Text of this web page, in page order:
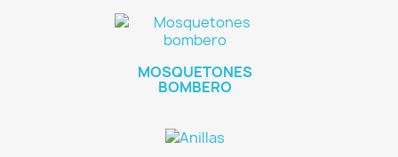
MOSQUETONES
BOMBERO